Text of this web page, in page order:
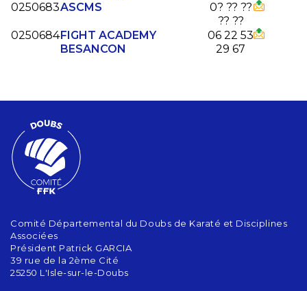
0250683ASCMS
0? ?? ??
?? ??
0250684FIGHT ACADEMY
BESANCON
06 22 53
29 67
Comité Départemental du Doubs de Karaté et Disciplines
Associées
Président Patrick GARCIA
39 rue de la 2ème Cité
25250 L'Isle-sur-le-Doubs